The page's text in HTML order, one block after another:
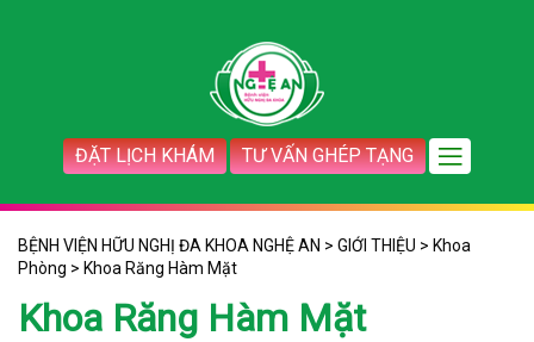
ĐẶT LỊCH KHÁM TƯ VẤN GHÉP TẠNG
BỆNH VIỆN HỮU NGHỊ ĐA KHOA NGHỆ AN > GIỚI THIỆU > Khoa
Phòng > Khoa Răng Hàm Mặt
Khoa Răng Hàm Mặt